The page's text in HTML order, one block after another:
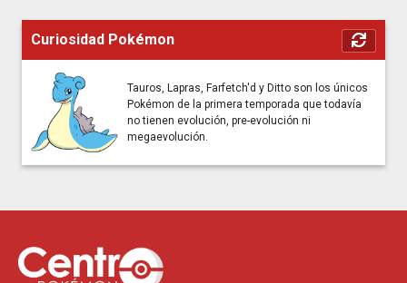
Curiosidad Pokémon
Tauros, Lapras, Farfetch'd y Ditto son los únicos
Pokémon de la primera temporada que todavía
no tienen evolución, pre-evolución ni
megaevolución.